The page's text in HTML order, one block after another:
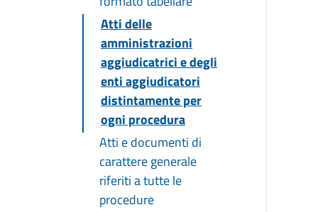
Atti delle
amministrazioni
aggiudicatrici e degli
enti aggiudicatori
distintamente per
ogni procedura
Atti e documenti di
carattere generale
riferiti a tutte le
procedure